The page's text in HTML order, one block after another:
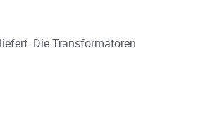
Die Transformatoren